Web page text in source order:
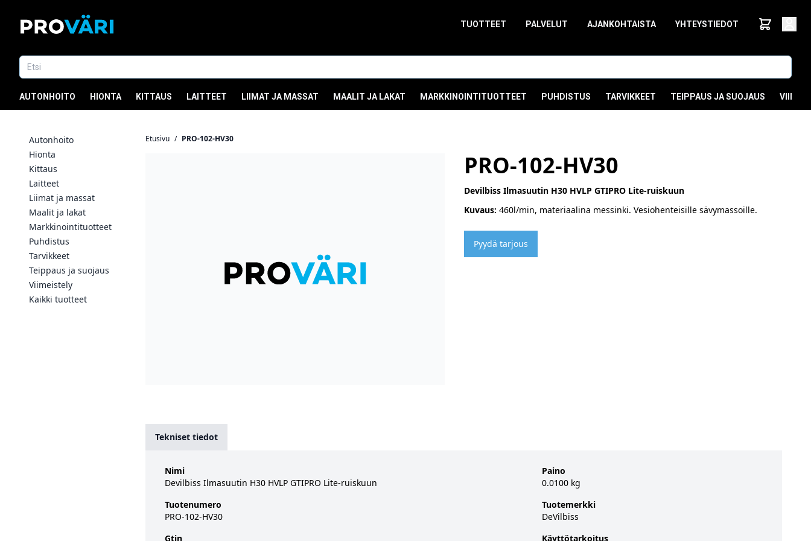
TUOTTEET PALVELUT AJANKOHTAISTA YHTEYSTIEDOT
AUTONHOITO HIONTA KITTAUS LAITTEET LIIMAT JA MASSAT MAALIT JA LAKAT MARKKINOINTITUOTTEET PUHDISTUS TARVIKKEET TEIPPAUS JA SUOJAUS
Autonhoito
Hionta
Kittaus
Laitteet
Liimat ja massat
Maalit ja lakat
Markkinointituotteet
Puhdistus
Tarvikkeet
Teippaus ja suojaus
Viimeistely
Kaikki tuotteet
Etusivu / PRO-102-HV30
PRO-102-HV30
Devilbiss Ilmasuutin H30 HVLP GTIPRO Lite-ruiskuun
Kuvaus: 460l/min, materiaalina messinki. Vesiohenteisille sävymassoille.
Pyydä tarjous
Tekniset tiedot
Nimi
Devilbiss Ilmasuutin H30 HVLP GTIPRO Lite-ruiskuun
Tuotenumero
PRO-102-HV30
Gtin
Paino
0.0100 kg
Tuotemerkki
DeVilbiss
Käyttötarkoitus